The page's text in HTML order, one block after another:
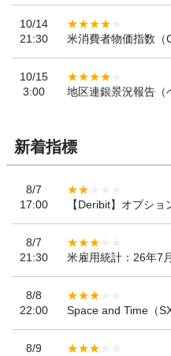
10/14
21:30
米消費者物価指数（
10/15
3:00
地区連銀景況報告（
新着指標
8/7
17:00
【Deribit】オプショ
8/7
21:30
米雇用統計：26年7
8/8
22:00
Space and Time（
8/9